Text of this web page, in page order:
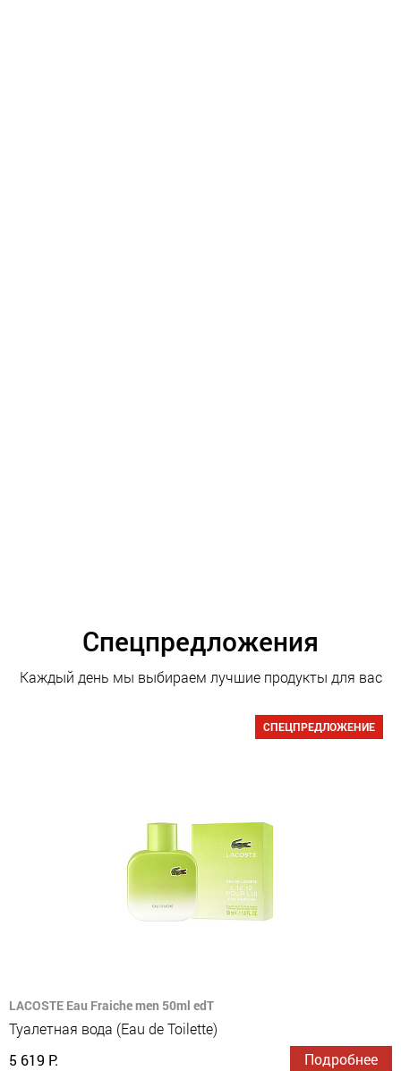
Спецпредложения
Каждый день мы выбираем лучшие продукты для вас
СПЕЦПРЕДЛОЖЕНИЕ
LACOSTE Eau Fraiche men 50ml edT
Туалетная вода (Eau de Toilette)
5 619 Р.
Подробнее